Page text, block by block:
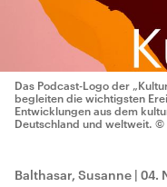
Das Podcast-Logo der
begleiten die wichtigsten
Entwicklungen aus dem
Deutschland und weltweit. ©
Balthasar, Susanne | 04.